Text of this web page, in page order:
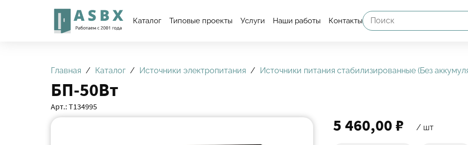
Каталог Типовые проекты Услуги Наши работы Контакты
Главная Каталог Источники электропитания Источники питания cтабилизированные (Без
БП-50Вт
Арт.: Т134995
5 460,00 ₽ / шт